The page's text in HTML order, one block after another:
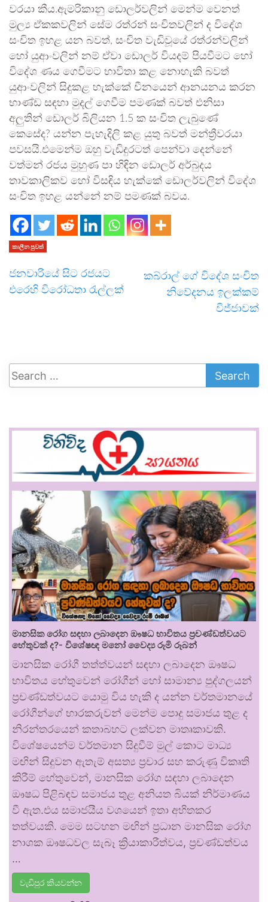
වරයා කීය.ඇමරිකානු ඩොලර්වලින් මෙන්ම වෙනත්
මුල්‍ය ඒකකවලින් සේම රත්රන් සංචිතවලින් ද විදේශ
සංචිත ඉහළ යන බවත්, සංචිත වැඩිවූයේ රත්රන්වලින්
හෝ යුආංවලින් නම් ඒවා ඩොලර් වියදම් පියවීමට හෝ
විදේශ ණය ගෙවීමට භාවිතා කළ නොහැකි බවත්
යුආංවලින් සිදුකළ හැක්කේ චීනයෙන් ආනයනය කරන
භාණ්ඩ සඳහා මුදල් ගෙවීම පමණක් බවත් එනිසා
අලුතින් ඩොලර් බිලියන 1.5 ක සංචිත ලැබුණේ
කෙසේද? යන්න පැහැදිලි කළ යුතු බවත් මන්ත්‍රීවරයා
පවසයි.එමෙන්ම ඔහු වැඩිදුරටත් පෙන්වා දෙන්නේ
වත්මන් රජය මුහුණ පා හිඳින ඩොලර් අර්බුදය
තාවකාලිකව හෝ විසඳිය හැක්කේ ඩොලර්වලින් විදේශ
සංචිත ඉහළ යන්නේ නම් පමණක් බවය.
කාලීන පුවත්
ජනවාරියේ සිට රජයට
එරෙහි විරෝධතා රැල්ලක්
කබ්රාල් ගේ විදේශ සංචිත
නිවේදනය ඉලක්කම්
විජ්ජාවක්
මානසික රෝග සඳහා ලබාදෙන ඖෂධ භාවිතය ප්‍රචණ්ඩත්වයට
හේතුවක් ද?- විශේෂඥ මනෝ වෛද්‍ය රූමි රූබන්
මානසික රෝගී තත්ත්වයන් සඳහා ලබාදෙන ඖෂධ
භාවිතය හේතුවෙන් රෝගීන් හෝ සාමාන්‍ය පුද්ගලයන්
ප්‍රචණ්ඩත්වයට යොමු විය හැකි ද යන්න වර්තමානයේ
රෝගීන්ගේ භාරකරුවන් මෙන්ම පොදු සමාජය තුළ ද
නිරන්තරයෙන් කතාබහට ලක්වන මාතෘකාවකි.
විශේෂයෙන්ම වර්තමාන සිදුවීම් මුල් කොට මාධ්‍ය
මඟින් සිදුවන ඇතැම් අසත්‍ය ප්‍රචාර සහ කරුණු විකෘති
කිරීම් හේතුවෙන්, මානසික රෝග සඳහා ලබාදෙන
ඖෂධ පිළිබඳව සමාජය තුළ අනියත බියක් නිර්මාණය
වී ඇත.එය සමාජයීය වශයෙන් ඉතා අහිතකර
තත්වයකි. මෙම සටහන මඟින් ප්‍රධාන මානසික රෝග
නාශක ඖෂධවල සැබෑ ක්‍රියාකාරීත්වය, ප්‍රචණ්ඩත්වය
…
වැඩිපුර කියවන්න